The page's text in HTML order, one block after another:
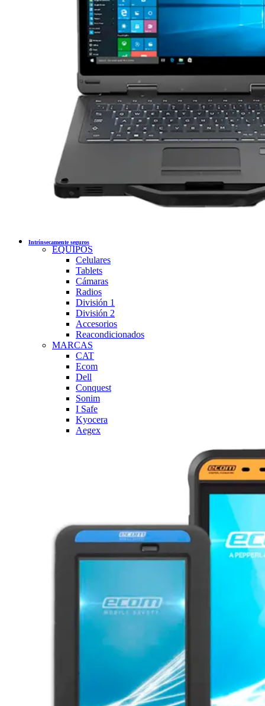
Intrínsecamente seguros
EQUIPOS
Celulares
Tablets
Cámaras
Radios
División 1
División 2
Accesorios
Reacondicionados
MARCAS
CAT
Ecom
Dell
Conquest
Sonim
I Safe
Kyocera
Aegex